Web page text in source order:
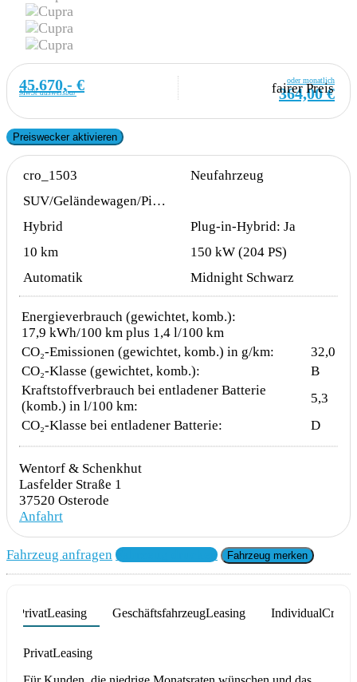
45.670,- €
MwSt ausweisbar
oder monatlich
364,00 €
fairer Preis
Preiswecker aktivieren
cro_1503
Neufahrzeug
SUV/Geländewagen/Pickup
Hybrid
Plug-in-Hybrid: Ja
10 km
150 kW (204 PS)
Automatik
Midnight Schwarz
Energieverbrauch (gewichtet, komb.):
17,9 kWh/100 km plus 1,4 l/100 km
CO₂-Emissionen (gewichtet, komb.) in g/km:
32,0
CO₂-Klasse (gewichtet, komb.):
B
Kraftstoffverbrauch bei entladener Batterie
(komb.) in l/100 km:
5,3
CO₂-Klasse bei entladener Batterie:
D
Wentorf & Schenkhut
Lasfelder Straße 1
37520 Osterode
Anfahrt
Fahrzeug anfragen Fahrzeug drucken Fahrzeug merken
PrivatLeasing GeschäftsfahrzeugLeasing
IndividualCredit
PrivatLeasing